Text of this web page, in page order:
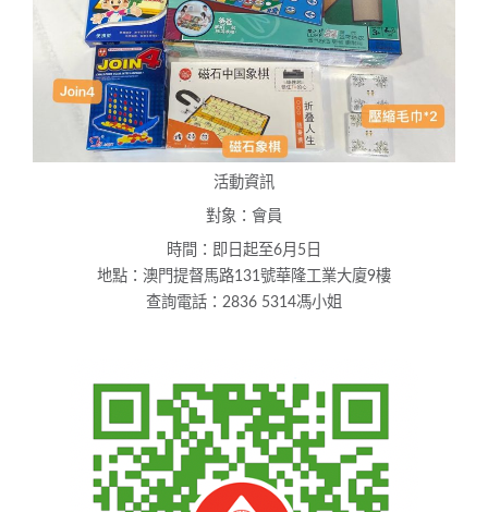
活動資訊
對象：會員
時間：即日起至6月5日
地點：澳門提督馬路131號華隆工業大廈9樓
查詢電話：2836 5314馮小姐